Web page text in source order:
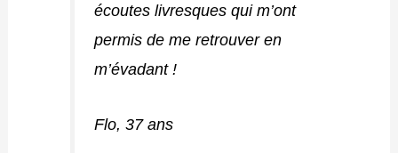
écoutes livresques qui m’ont
permis de me retrouver en
m’évadant !
Flo, 37 ans